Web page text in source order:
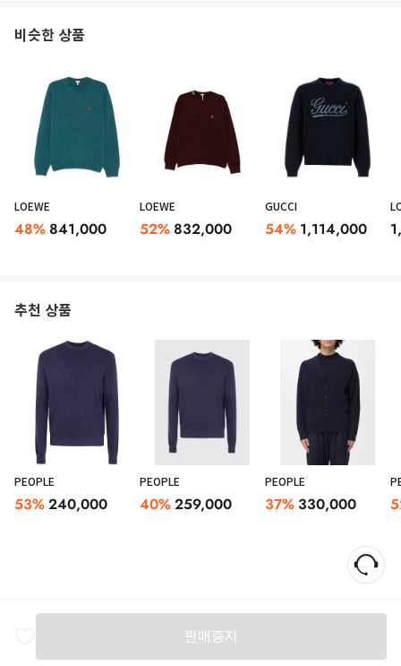
비슷한 상품
LOEWE
48%841,000
LOEWE
52%832,000
GUCCI
54% 1,114,000
추천 상품
PEOPLE
53%240,000
PEOPLE
40%259,000
PEOPLE
37% 330,000
판매중지